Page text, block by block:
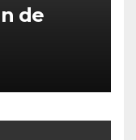
de
21%
pasado